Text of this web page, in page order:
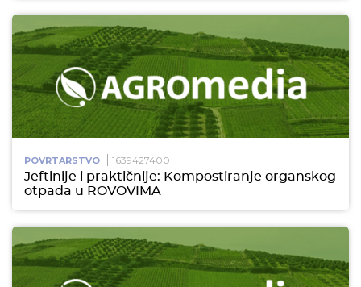
POVRTARSTVO 1639427400
Jeftinije i praktičnije: Kompostiranje organskog
otpada u ROVOVIMA